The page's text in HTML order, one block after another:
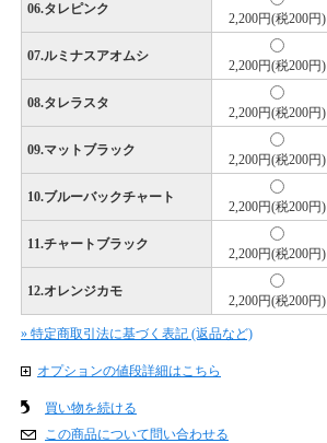
06.タレピンク
2,200円(税200円)
07.ルミナスアオムシ
2,200円(税200円)
08.タレラスタ
2,200円(税200円)
09.マットブラック
2,200円(税200円)
10.ブルーバックチャート
2,200円(税200円)
11.チャートブラック
2,200円(税200円)
12.オレンジカモ
2,200円(税200円)
» 特定商取引法に基づく表記 (返品など)
オプションの値段詳細はこちら
買い物を続ける
この商品について問い合わせる